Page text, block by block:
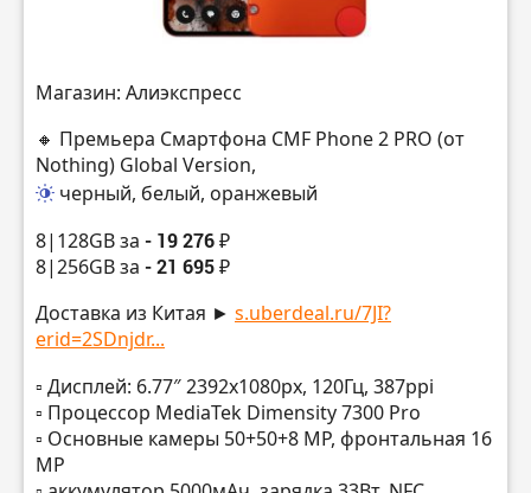
Магазин: Алиэкспресс
🔸 Премьера Смартфона CMF Phone 2 PRO (от
Nothing) Global Version,
черный, белый, оранжевый
8|128GB за - 19 276 ₽
8|256GB за - 21 695 ₽
Доставка из Китая ► s.uberdeal.ru/7JI?
erid=2SDnjdr...
▫️ Дисплей: 6.77″ 2392х1080px, 120Гц, 387ppi
▫️ Процессор MediaTek Dimensity 7300 Pro
▫️ Основные камеры 50+50+8 MP, фронтальная 16
MP